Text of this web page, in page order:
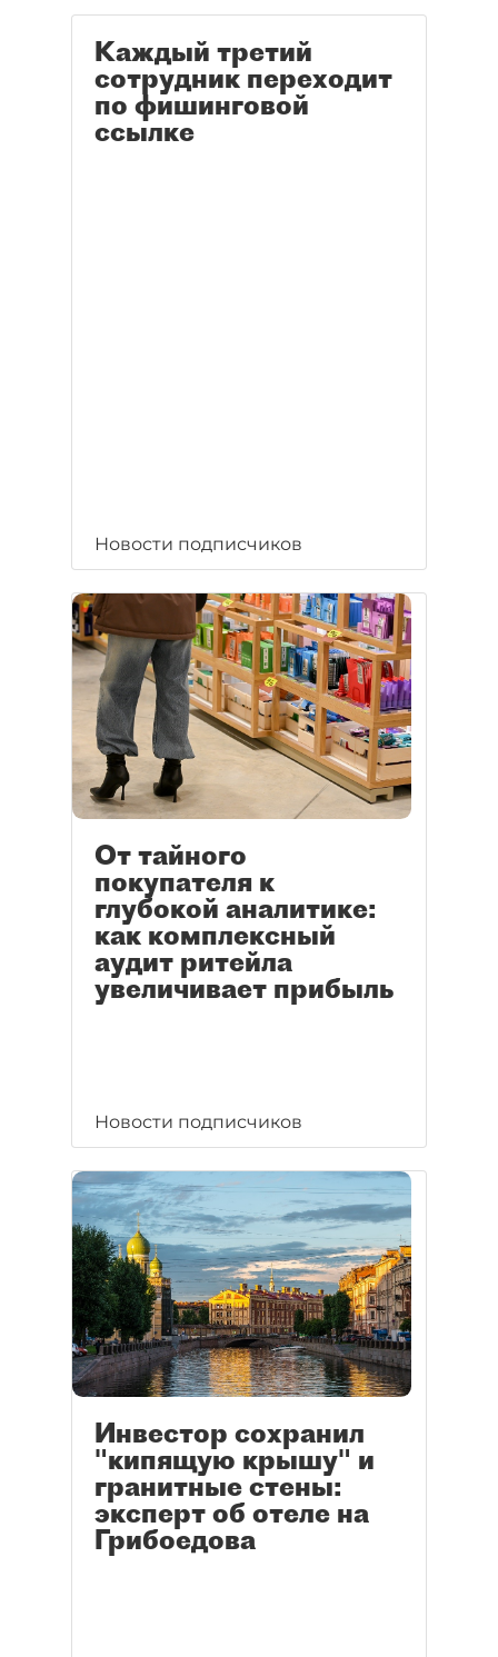
Каждый третий
сотрудник переходит
по фишинговой
ссылке
Новости подписчиков
От тайного
покупателя к
глубокой аналитике:
как комплексный
аудит ритейла
увеличивает прибыль
Новости подписчиков
Инвестор сохранил
"кипящую крышу" и
гранитные стены:
эксперт об отеле на
Грибоедова